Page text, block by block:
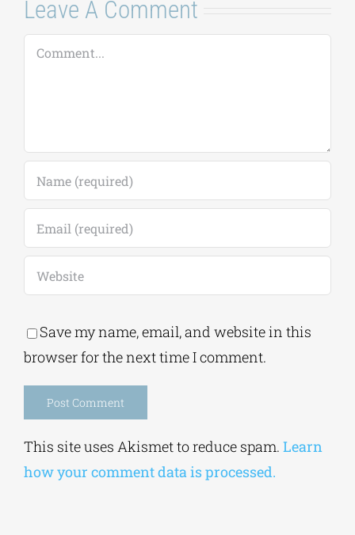
Leave A Comment
Comment
Save my name, email, and website in this
browser for the next time I comment.
This site uses Akismet to reduce spam. Learn
how your comment data is processed.